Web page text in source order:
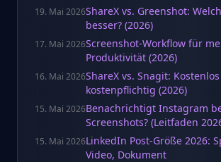
19. Mai 2026ShareX vs. Greenshot:
besser? (2026)
17. Mai 2026Screenshot-Workflow für
Produktivität (2026)
16. Mai 2026ShareX vs. Snagit: Kostenlos
kostenpflichtig (2026)
15. Mai 2026Benachrichtigt Instagram
Screenshots? (Leitfaden
15. Mai 2026LinkedIn Post-Größe 2026:
Video, Dokument